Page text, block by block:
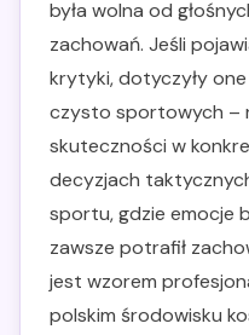
była wolna od
zachowań. Jeśli
krytyki, dotyczyły
czysto sportowych –
skuteczności w
decyzjach
sportu, gdzie emocje
zawsze potrafił
jest wzorem
polskim środowisku